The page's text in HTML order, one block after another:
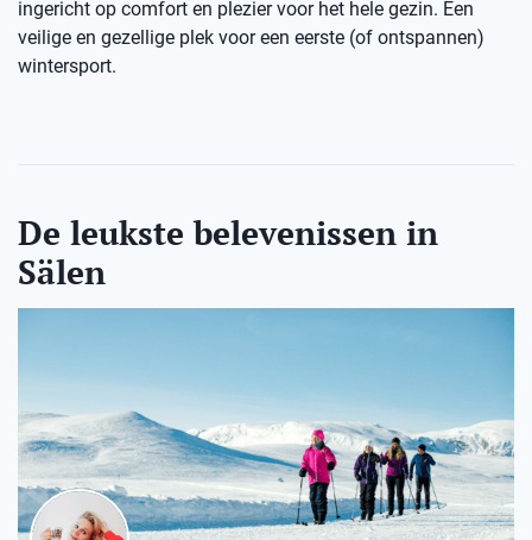
ingericht op comfort en plezier voor het hele gezin. Een
veilige en gezellige plek voor een eerste (of ontspannen)
wintersport.
De leukste belevenissen in
Sälen